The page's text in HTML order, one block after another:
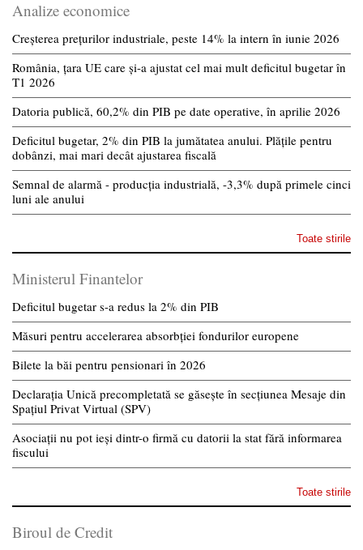
Analize economice
Creșterea prețurilor industriale, peste 14% la intern în iunie 2026
România, țara UE care și-a ajustat cel mai mult deficitul bugetar în
T1 2026
Datoria publică, 60,2% din PIB pe date operative, în aprilie 2026
Deficitul bugetar, 2% din PIB la jumătatea anului. Plățile pentru
dobânzi, mai mari decât ajustarea fiscală
Semnal de alarmă - producția industrială, -3,3% după primele cinci
luni ale anului
Toate stirile
Ministerul Finantelor
Deficitul bugetar s-a redus la 2% din PIB
Măsuri pentru accelerarea absorbției fondurilor europene
Bilete la băi pentru pensionari în 2026
Declarația Unică precompletată se găsește în secțiunea Mesaje din
Spațiul Privat Virtual (SPV)
Asociații nu pot ieși dintr-o firmă cu datorii la stat fără informarea
fiscului
Toate stirile
Biroul de Credit